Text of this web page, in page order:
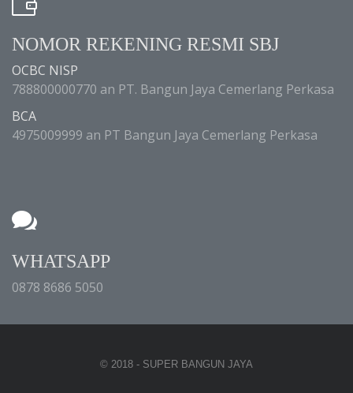
NOMOR REKENING RESMI SBJ
OCBC NISP
788800000770 an PT. Bangun Jaya Cemerlang Perkasa
BCA
4975009999 an PT Bangun Jaya Cemerlang Perkasa
WHATSAPP
0878 8686 5050
© 2018 - SUPER BANGUN JAYA